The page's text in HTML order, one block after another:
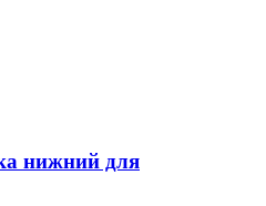
нижний для